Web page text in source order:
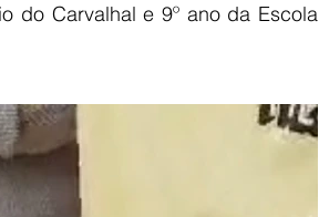
do Carvalhal e 9º ano da Escola